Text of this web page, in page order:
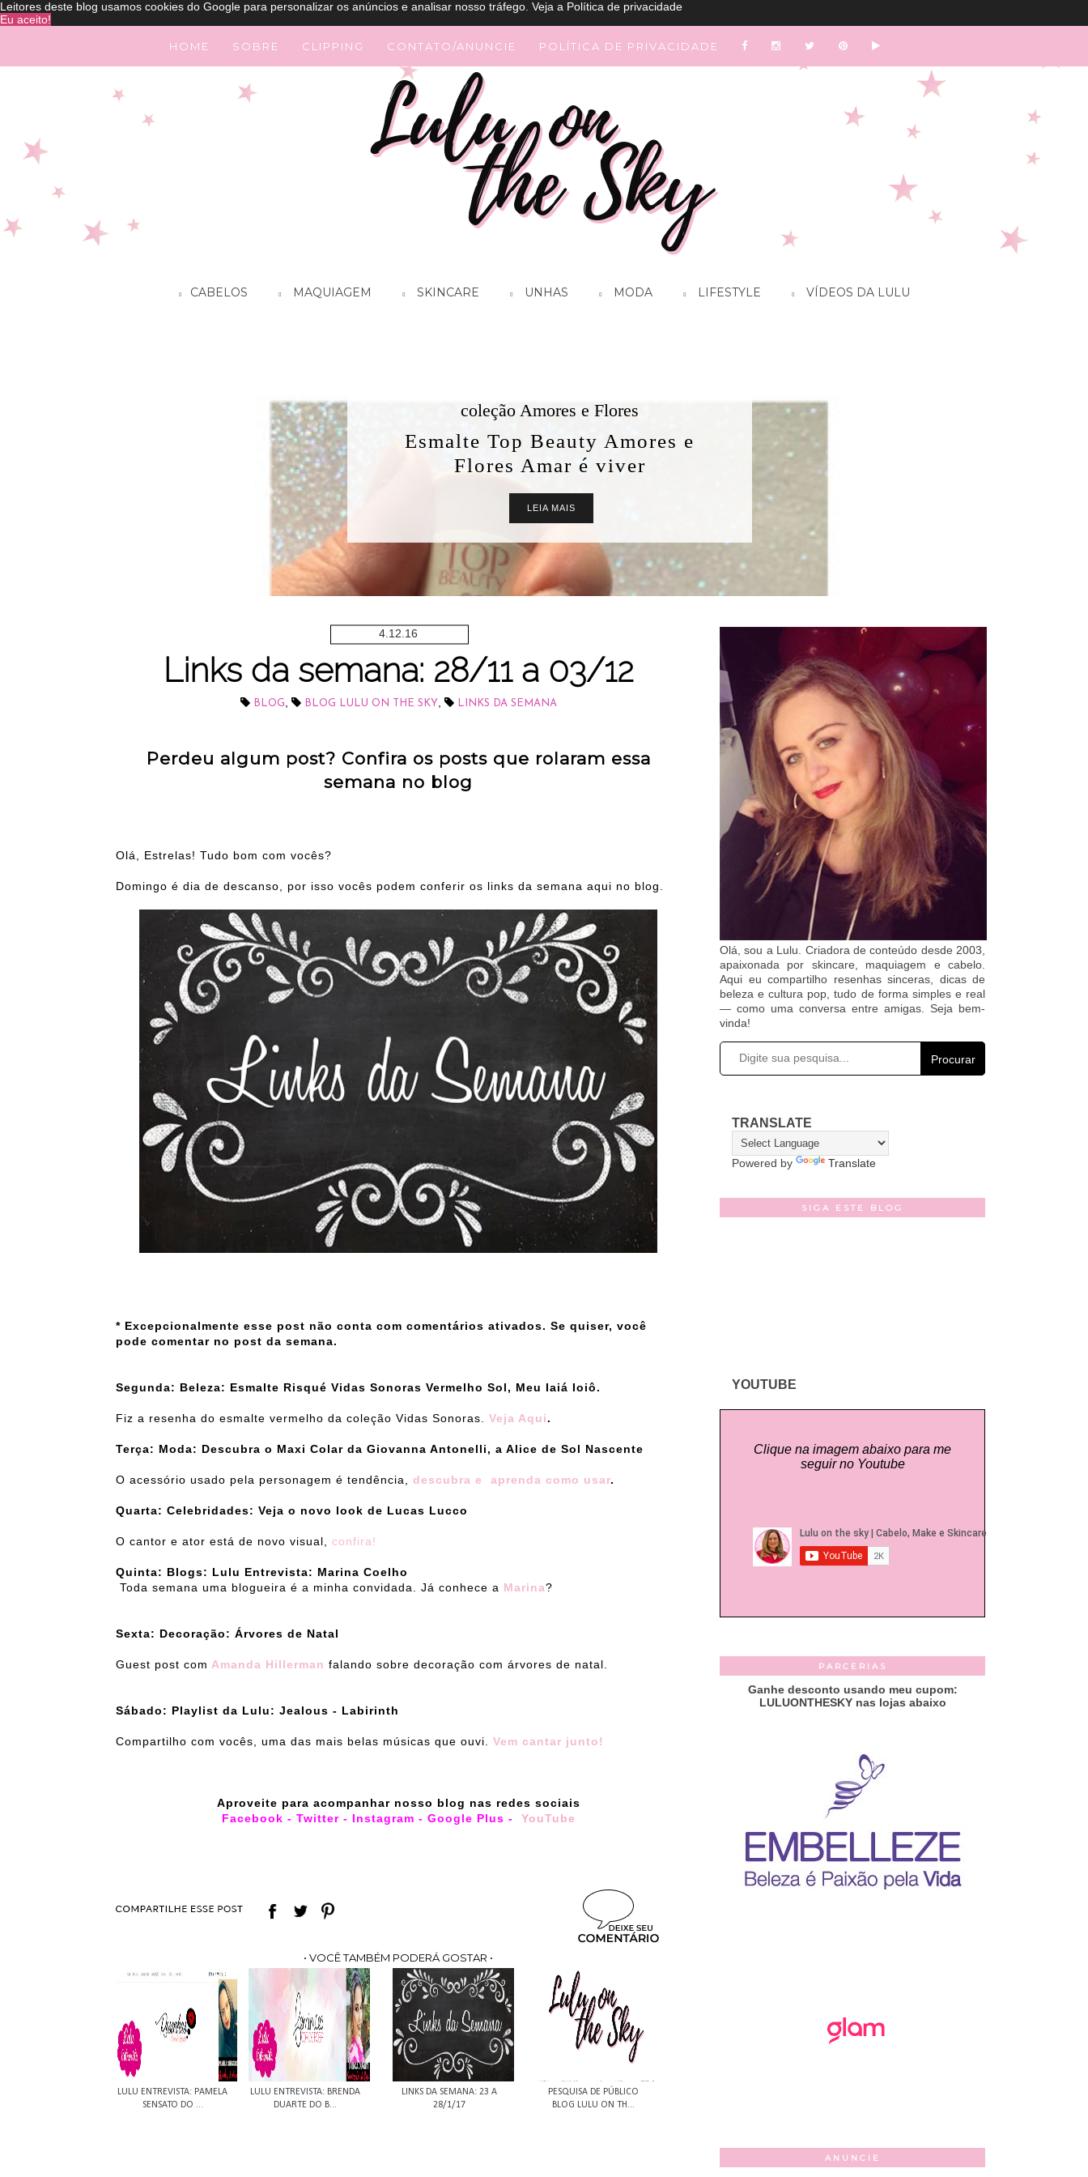
Leitores deste blog usamos cookies do Google para personalizar os anúncios e analisar nosso tráfego. Veja a Política de privacidade
Eu aceito!
HOME SOBRE CLIPPING CONTATO/ANUNCIE POLÍTICA DE PRIVACIDADE
CABELOS MAQUIAGEM SKINCARE UNHAS MODA LIFESTYLE VÍDEOS DA LULU
coleção Amores e Flores
Esmalte Top Beauty Amores e
Flores Amar é viver
LEIA MAIS
4.12.16
Links da semana: 28/11 a 03/12
BLOG BLOG LULU ON THE SKY, LINKS DA SEMANA
Perdeu algum post? Confira os posts que rolaram essa
semana no blog
Olá, Estrelas! Tudo bom com vocês?
Domingo é dia de descanso, por isso vocês podem conferir os links da semana aqui no blog.
* Excepcionalmente esse post não conta com comentários ativados. Se quiser, você
pode comentar no post da semana.
Segunda: Beleza: Esmalte Risqué Vidas Sonoras Vermelho Sol, Meu Iaiá Ioiô.
Fiz a resenha do esmalte vermelho da coleção Vidas Sonoras. Veja Aqui.
Terça: Moda: Descubra o Maxi Colar da Giovanna Antonelli, a Alice de Sol Nascente
O acessório usado pela personagem é tendência, descubra e aprenda como usar.
Quarta: Celebridades: Veja o novo look de Lucas Lucco
O cantor e ator está de novo visual, confira!
Quinta: Blogs: Lulu Entrevista: Marina Coelho
Toda semana uma blogueira é a minha convidada. Já conhece a Marina?
Sexta: Decoração: Árvores de Natal
Guest post com Amanda Hillerman falando sobre decoração com árvores de natal.
Sábado: Playlist da Lulu: Jealous - Labirinth
Compartilho com vocês, uma das mais belas músicas que ouvi. Vem cantar junto!
Aproveite para acompanhar nosso blog nas redes sociais
Facebook - Twitter- Instagram - Google Plus - YouTube
• VOCÊ TAMBÉM PODERÁ GOSTAR •
LULU ENTREVISTA: PAMELA
SENSATO DO ...
LULU ENTREVISTA: BRENDA
DUARTE DO B...
LINKS DA SEMANA: 23 A
28/1/17
PESQUISA DE PÚBLICO
BLOG LULU ON TH...
Olá, sou a Lulu. Criadora de conteúdo desde 2003,
apaixonada por skincare, maquiagem e cabelo.
Aqui eu compartilho resenhas sinceras, dicas de
beleza e cultura pop, tudo de forma simples e real
— como uma conversa entre amigas. Seja bem-
vinda!
Procurar
TRANSLATE
Powered by Translate
SIGA ESTE BLOG
YOUTUBE
Clique na imagem abaixo para me
seguir no Youtube
PARCERIAS
Ganhe desconto usando meu cupom:
LULUONTHESKY nas lojas abaixo
ANUNCIE